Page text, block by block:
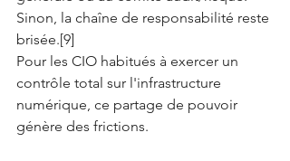
Sinon, la chaîne de responsabilité reste
brisée.[9]
Pour les CIO habitués à exercer un
contrôle total sur l'infrastructure
numérique, ce partage de pouvoir
génère des frictions.